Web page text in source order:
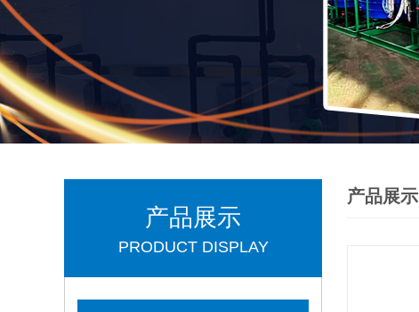
产品展示
PRODUCT DISPLAY
产品展示